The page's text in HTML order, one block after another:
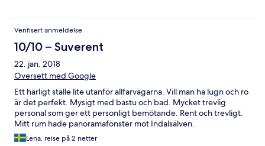
Verifisert anmeldelse
10/10 – Suverent
22. jan. 2018
Oversett med Google
Ett härligt ställe lite utanför allfarvägarna. Vill man ha lugn och ro
är det perfekt. Mysigt med bastu och bad. Mycket trevlig
personal som ger ett personligt bemötande. Rent och trevligt.
Mitt rum hade panoramafönster mot Indalsälven.
Lena, reise på 2 netter